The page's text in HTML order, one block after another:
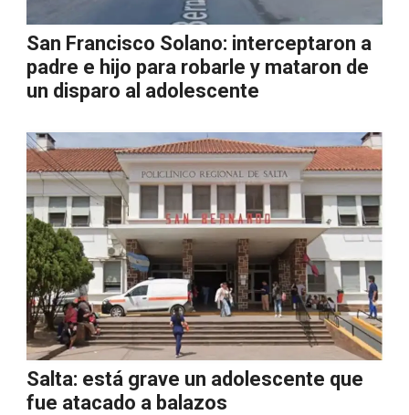
San Francisco Solano: interceptaron a
padre e hijo para robarle y mataron de
un disparo al adolescente
Salta: está grave un adolescente que
fue atacado a balazos